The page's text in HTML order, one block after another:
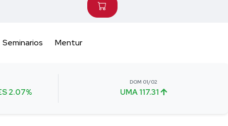
Seminarios Mentur
2.07%
DOM 01/02
UMA 117.31